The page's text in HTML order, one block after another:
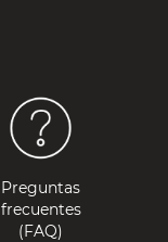
Preguntas
frecuentes
(FAQ)